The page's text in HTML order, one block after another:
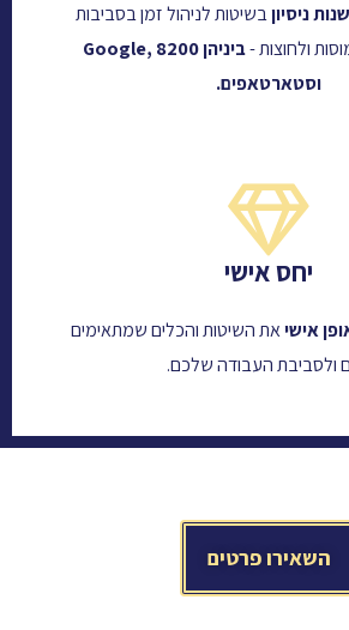
בשיטות לניהול זמן בסביבות
ולחוצות -
ביניהן Google, 8200
וסטארטאפים.
יחס אישי
אישיאת השיטות והכלים שמתאימים
ולסביבת העבודה שלכם.
השאירו פרטים